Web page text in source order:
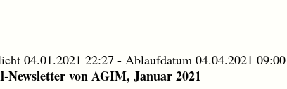
04.01.2021 22:27 - Ablaufdatum 04.04.2021 09:00
von AGIM, Januar 2021